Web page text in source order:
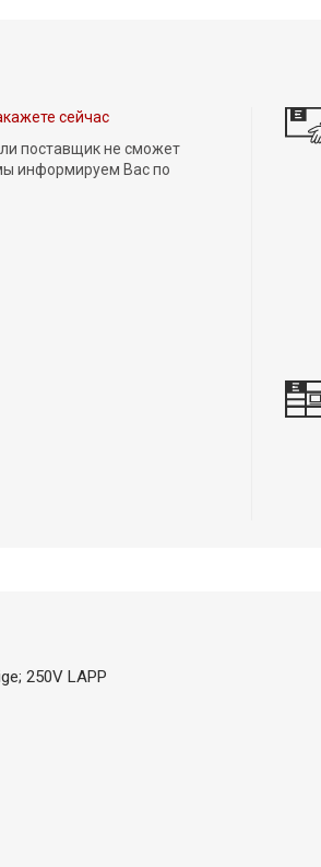
сейчас
поставщик не сможет
информируем Вас по
250V LAPP